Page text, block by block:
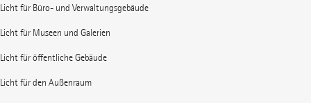
Licht für Büro- und Verwaltungsgebäude
Licht für Museen und Galerien
Licht für öffentliche Gebäude
Licht für den Außenraum